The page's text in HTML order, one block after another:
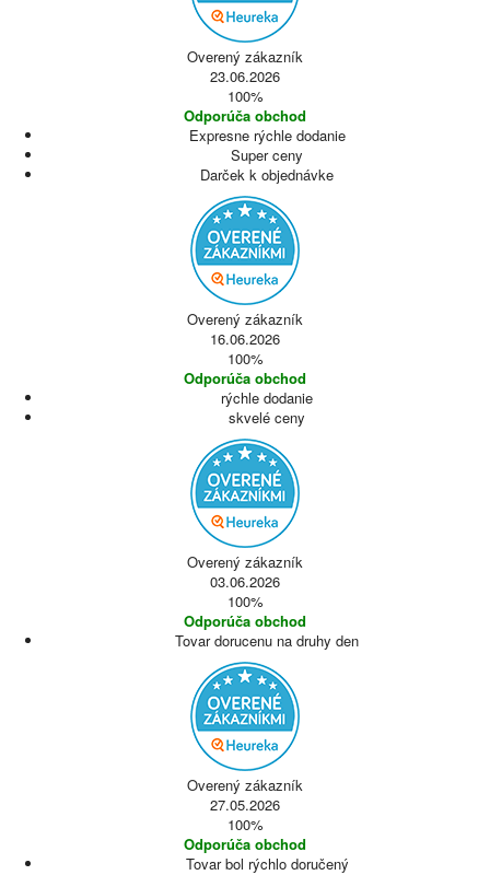
Overený zákazník
23.06.2026
100%
Odporúča obchod
Expresne rýchle dodanie
Super ceny
Darček k objednávke
Overený zákazník
16.06.2026
100%
Odporúča obchod
rýchle dodanie
skvelé ceny
Overený zákazník
03.06.2026
100%
Odporúča obchod
Tovar dorucenu na druhy den
Overený zákazník
27.05.2026
100%
Odporúča obchod
Tovar bol rýchlo doručený